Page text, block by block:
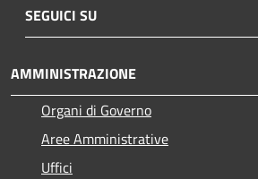
SEGUICI SU
AMMINISTRAZIONE
Organi di Governo
Aree Amministrative
Uffici